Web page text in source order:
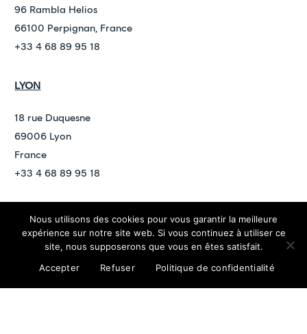
96 Rambla Helios
66100 Perpignan, France
+33 4 68 89 95 18
LYON
18 rue Duquesne
69006 Lyon
France
+33 4 68 89 95 18
©2026ARDAN
contact@ardan.law
Politique de confidentialité Mentions légales
Nous utilisons des cookies pour vous garantir la meilleure
expérience sur notre site web. Si vous continuez à utiliser ce
site, nous supposerons que vous en êtes satisfait.
Accepter
Refuser Politique de confidentialité